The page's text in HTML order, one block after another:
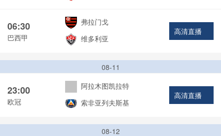
06:30
巴西甲
弗拉门戈
维多利亚
高清直播
08-11
23:00
欧冠
阿拉木图凯拉特
索非亚列夫斯基
高清直播
08-12